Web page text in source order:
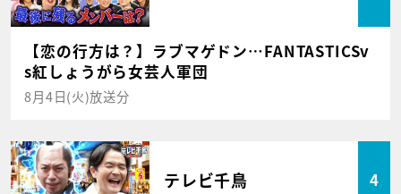
【恋の行方は？】ラブマゲドン…FANTASTICSv
s紅しょうがら女芸人軍団
8月4日(火)放送分
テレビ千鳥 4